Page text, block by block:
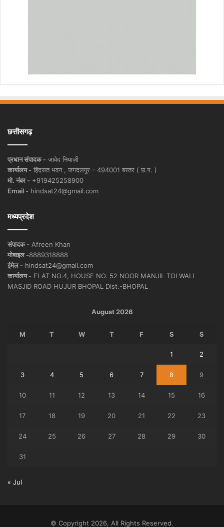
छत्तीसगढ़
प्रधान संपादक - जावेद नियाज़ी
कार्यालय - हिंदसत भवन , जगदलपुर - 494001 बस्तर ( छ.ग. )
मो. नंबर - +919425258900
Email - hindsat24@gmail.com
मध्यप्रदेश
संपादक - Afreen Khan
मोबाइल -8889318888
ईमेल - hindsat24@gmail.com
कार्यालय - FLAT NO.4, HOUSE NO. 52 NOOR MANJIL TOLWALI
MASJID ROAD HUJUR BHOPAL Dist.-BHOPAL
August 2026
M T W T F S S
1 2
3 4 5 6 7 8 9
10 11 12 13 14 15 16
17 18 19 20 21 22 23
24 25 26 27 28 29 30
31
« Jul
© Copyright 2026, All Rights Reserved.